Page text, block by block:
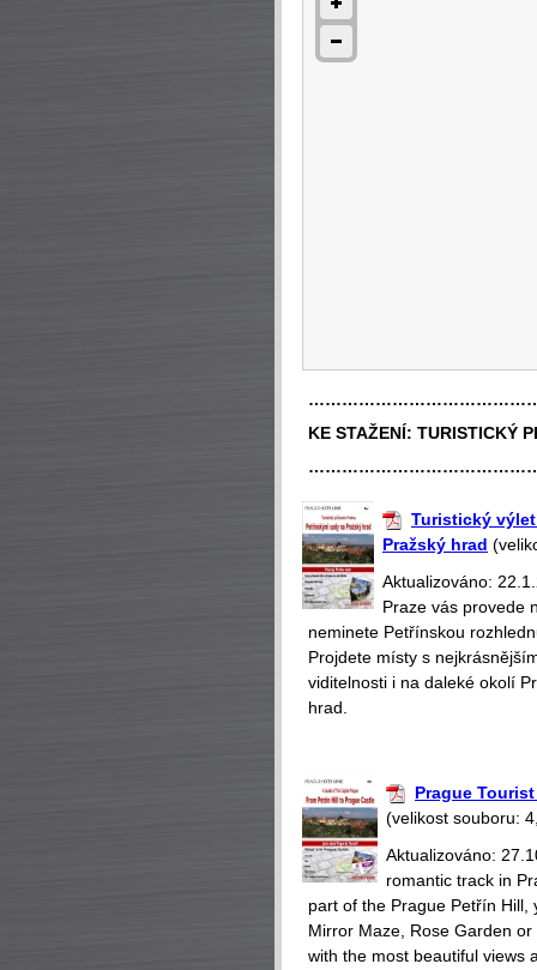
KE STAŽENÍ: TURISTICKÝ
Turistický
Pražský hrad
Aktualizováno:
Praze vás provede
neminete Petřínskou
Projdete místy s
viditelnosti i na daleké okolí
hrad.
Prague
(velikost souboru:
Aktualizováno:
romantic track in
part of the Prague Petřín Hill,
Mirror Maze, Rose Garden
with the most beautiful views